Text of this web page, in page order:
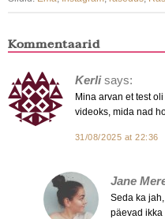
Kommentaarid
Kerli says:
Mina arvan et test
videoks, mida nad
31/08/2025 at 22:36
Jane
Seda ka
päevad